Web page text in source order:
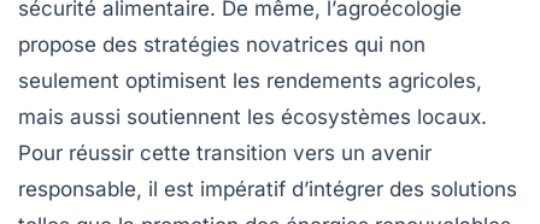
sécurité alimentaire. De même, l’agroécologie
propose des stratégies novatrices qui non
seulement optimisent les rendements agricoles,
mais aussi soutiennent les écosystèmes locaux.
Pour réussir cette transition vers un avenir
responsable, il est impératif d’intégrer des solutions